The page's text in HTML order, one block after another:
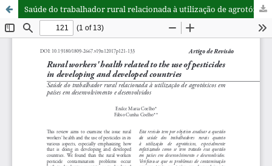
Saúde do trabalhador rural relacionada à utilização de agrotóxicos em países em desenvolvimento e desenvolvidos